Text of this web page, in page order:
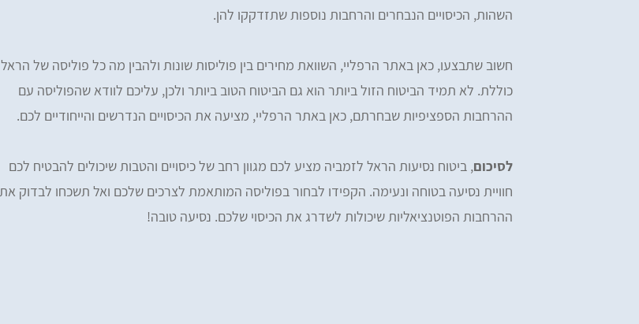
השהות, הכיסויים הנבחרים והרחבות נוספות שתזדקקו להן.
חשוב שתבצעו, כאן באתר הרפליי, השוואת מחירים בין פוליסות שונות ולהבין מה כל פוליסה של הראל
כוללת. לא תמיד הביטוח הזול ביותר הוא גם הביטוח הטוב ביותר ולכן, עליכם לוודא שהפוליסה עם
ההרחבות הספציפיות שבחרתם, כאן באתר הרפליי, מציעה את הכיסויים הנדרשים והייחודיים לכם.
לסיכום, ביטוח נסיעות הראל לזמביה מציע לכם מגוון רחב של כיסויים והטבות שיכולים להבטיח לכם
חוויית נסיעה בטוחה ונעימה. הקפידו לבחור בפוליסה המותאמת לצרכים שלכם ואל תשכחו לבדוק את
ההרחבות הפוטנציאליות שיכולות לשדרג את הכיסוי שלכם. נסיעה טובה!